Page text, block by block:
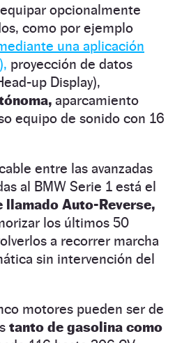
opcionalmente
como por ejemplo
una aplicación
proyección de datos
up Display),
aparcamiento
equipo de sonido con 16
entre las avanzadas
al BMW Serie 1 está el
Auto-Reverse,
los últimos 50
a recorrer marcha
sin intervención del
motores pueden ser de
tanto de gasolina como